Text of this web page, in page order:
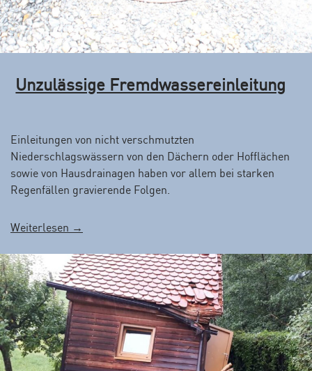
i
n
M
i
t
b
e
l
“
Unzulässige Fremdwassereinleitung
Einleitungen von nicht verschmutzten
Niederschlagswässern von den Dächern oder Hofflächen
sowie von Hausdrainagen haben vor allem bei starken
Regenfällen gravierende Folgen.
Weiterlesen „
n
z
u
l
ä
s
s
→